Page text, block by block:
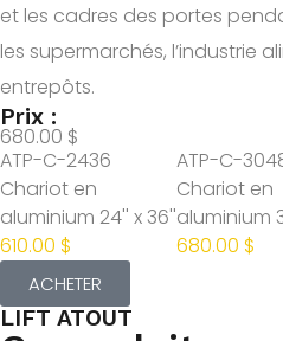
et les cadres des portes
les supermarchés, l’industrie
entrepôts.
Prix :
680.00 $
ATP-C-2436
Chariot en
aluminium 24'' x 36''
610.00 $
ATP-C-
Chariot en
aluminium
680.00 $
ACHETER
LIFT ATOUT